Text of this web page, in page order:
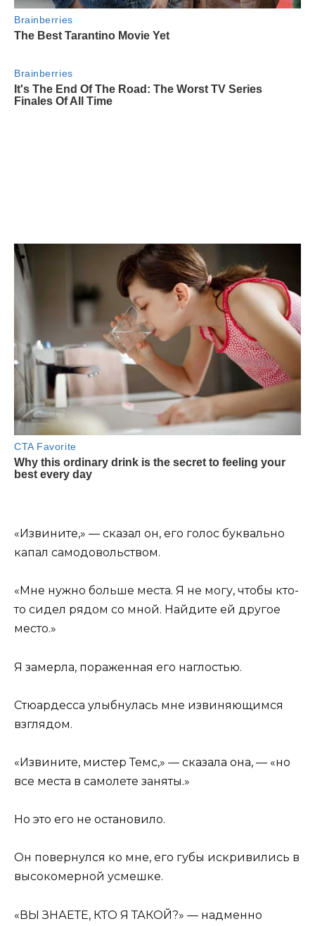
«Извините,» — сказал он, его голос буквально
капал самодовольством.
«Мне нужно больше места. Я не могу, чтобы кто-
то сидел рядом со мной. Найдите ей другое
место.»
Я замерла, пораженная его наглостью.
Стюардесса улыбнулась мне извиняющимся
взглядом.
«Извините, мистер Темс,» — сказала она, — «но
все места в самолете заняты.»
Но это его не остановило.
Он повернулся ко мне, его губы искривились в
высокомерной усмешке.
«ВЫ ЗНАЕТЕ, КТО Я ТАКОЙ?» — надменно